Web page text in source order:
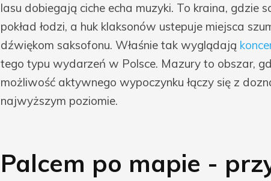
lasu dobiegają ciche echa muzyki. To kraina, gdzie
pokład łodzi, a huk klaksonów ustepuje miejsca
dźwiękom saksofonu. Właśnie tak wyglądają
tego typu wydarzeń w Polsce. Mazury to obszar,
możliwość aktywnego wypoczynku łączy się z
najwyższym poziomie.
Palcem po mapie -